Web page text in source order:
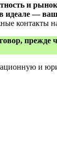
и
идеале —
контакты
прежде
и